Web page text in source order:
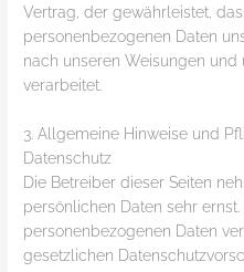
Vertrag, der gewährleistet,
personenbezogenen Daten
nach unseren Weisungen und
verarbeitet.
3. Allgemeine Hinweise und
Datenschutz
Die Betreiber dieser Seiten
persönlichen Daten sehr
personenbezogenen Daten
gesetzlichen